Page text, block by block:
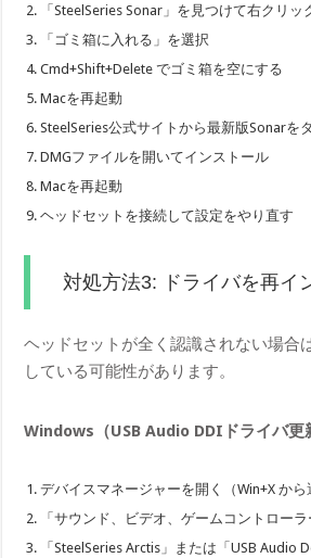
「SteelSeries Sonar」を見つけて右クリッ
「ゴミ箱に入れる」を選択
Cmd+Shift+Delete でゴミ箱を空にする
Macを再起動
SteelSeries公式サイトから最新版Sonarを
DMGファイルを開いてインストール
Macを再起動
ヘッドセットを接続して設定をやり直す
対処方法3: ドライバを再イ
ヘッドセットが全く認識されない場合
している可能性があります。
Windows（USB Audio DDIドライバ更
デバイスマネージャーを開く（Win+X から
「サウンド、ビデオ、ゲームコントロー
「SteelSeries Arctis」または「USB Audio